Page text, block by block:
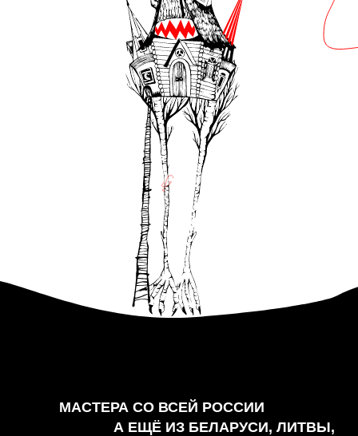
МАСТЕРА СО ВСЕЙ РОССИИ
А ЕЩЁ ИЗ БЕЛАРУСИ, ЛИТВЫ,